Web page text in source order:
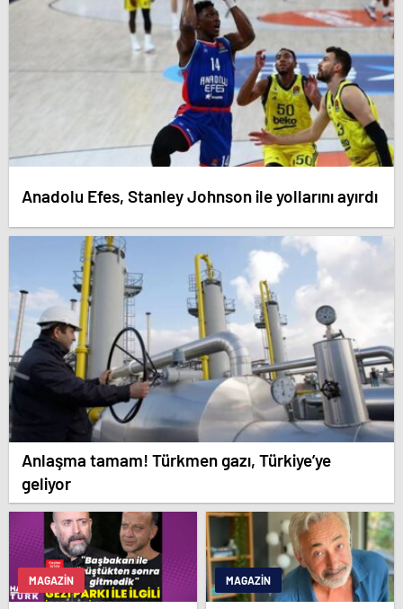
Anadolu Efes, Stanley Johnson ile yollarını ayırdı
Anlaşma tamam! Türkmen gazı, Türkiye’ye
geliyor
MAGAZIN MAGAZIN